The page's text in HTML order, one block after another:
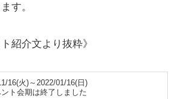
す。
紹介文より抜粋》
16(火)～2022/01/16(日)
ト会期は終了しました